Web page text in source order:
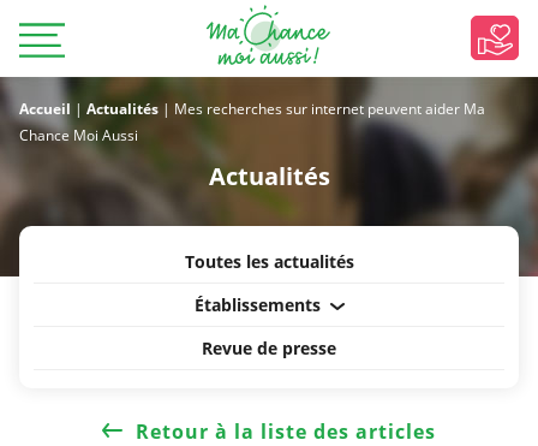
Accueil | Actualités | Mes recherches sur internet peuvent aider Ma
Chance Moi Aussi
Actualités
Toutes les actualités
Établissements
Revue de presse
Retour à la liste des articles